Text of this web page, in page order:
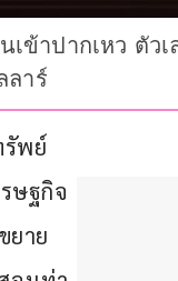
ข้าปากเหว ตัว
ลาร์
รัพย์
ษฐกิจ
ยาย